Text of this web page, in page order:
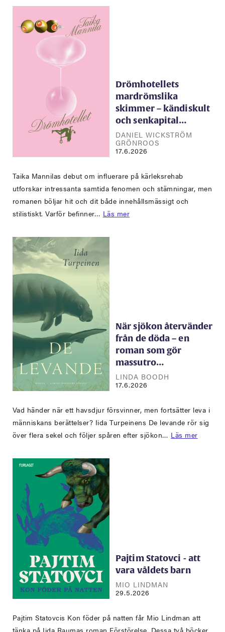
Drömhotellets
mardrömslika
skimmer – kändiskult
och senkapital…
DANIEL WICKSTRÖM
GRÖNROOS
17.6.2026
Taika Mannilas debut om influerare på kärleksrehab
utforskar intressanta samtida fenomen och stämningar, men
romanen böljar hit och dit både innehållsmässigt och
stilistiskt. Varför befinner… Läs mer
När sjökon återvänder
från de döda – en
roman som gör
massutro…
LINDA BOODH
17.6.2026
Vad händer när ett havsdjur försvinner, men fortsätter leva i
människans berättelser? Iida Turpeinens De levande rör sig
över flera sekel och följer spåren efter sjökon… Läs mer
Pajtim Statovci - att
vara våldets barn
MIO LINDMAN
29.5.2026
Pajtim Statovcis Kon föder på natten får Mio Lindman att